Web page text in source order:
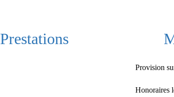
Prestations
Provision
Honoraires